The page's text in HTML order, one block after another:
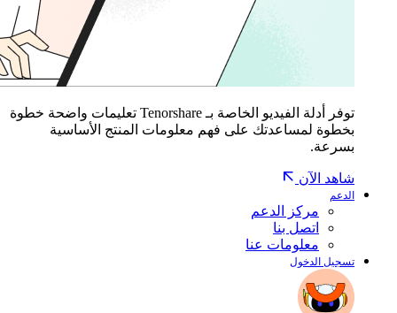
توفر أدلة الفيديو الخاصة بـ Tenorshare تعليمات واضحة خطوة
بخطوة لمساعدتك على فهم معلومات المنتج الأساسية
بسرعة.
شاهد الآن
الدعم
مركز الدعم
اتصل بنا
معلومات عنا
تسجيل الدخول